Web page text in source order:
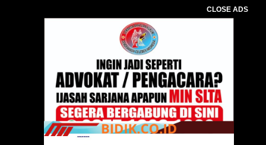
CLOSE ADS